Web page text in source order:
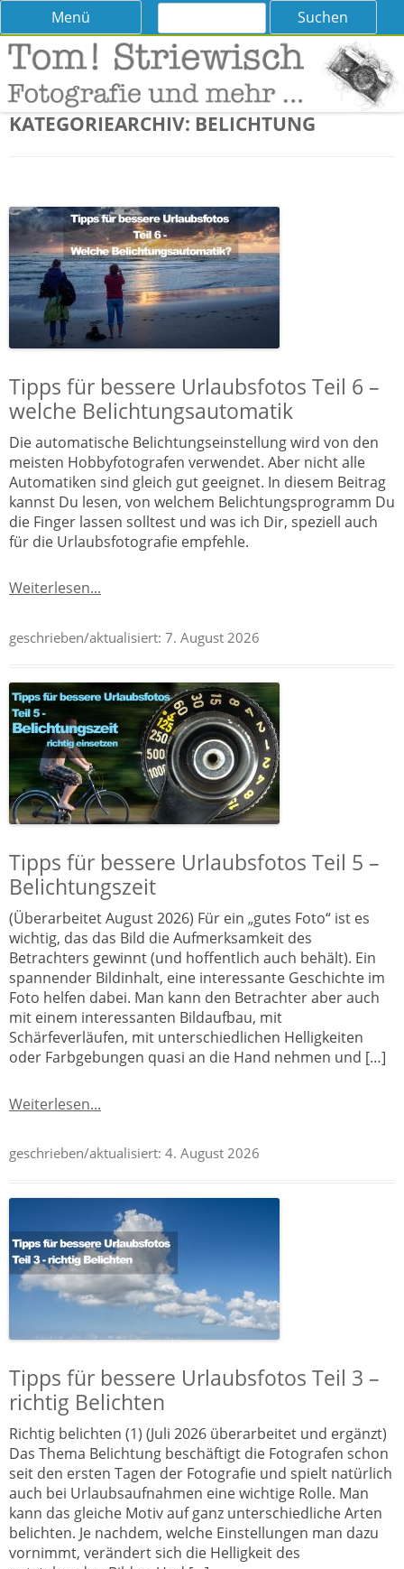
Tom! Striewisch – Fotografieren
lernen
Tipps und Tricks und Meinungen zur Fotografie
Menü
Skip
content
Suchen
KATEGORIEARCHIV: BELICHTUNG
Tipps für bessere Urlaubsfotos Teil 6 –
welche Belichtungsautomatik
Die automatische Belichtungseinstellung wird von den
meisten Hobbyfotografen verwendet. Aber nicht alle
Automatiken sind gleich gut geeignet. In diesem Beitrag
kannst Du lesen, von welchem Belichtungsprogramm Du
die Finger lassen solltest und was ich Dir, speziell auch
für die Urlaubsfotografie empfehle.
Weiterlesen...
geschrieben/aktualisiert: 7. August 2026
Tipps für bessere Urlaubsfotos Teil 5 –
Belichtungszeit
(Überarbeitet August 2026) Für ein „gutes Foto“ ist es
wichtig, das das Bild die Aufmerksamkeit des
Betrachters gewinnt (und hoffentlich auch behält). Ein
spannender Bildinhalt, eine interessante Geschichte im
Foto helfen dabei. Man kann den Betrachter aber auch
mit einem interessanten Bildaufbau, mit
Schärfeverläufen, mit unterschiedlichen Helligkeiten
oder Farbgebungen quasi an die Hand nehmen und […]
Weiterlesen...
geschrieben/aktualisiert: 4. August 2026
Tipps für bessere Urlaubsfotos Teil 3 –
richtig Belichten
Richtig belichten (1) (Juli 2026 überarbeitet und ergänzt)
Das Thema Belichtung beschäftigt die Fotografen schon
seit den ersten Tagen der Fotografie und spielt natürlich
auch bei Urlaubsaufnahmen eine wichtige Rolle. Man
kann das gleiche Motiv auf ganz unterschiedliche Arten
belichten. Je nachdem, welche Einstellungen man dazu
vornimmt, verändert sich die Helligkeit des